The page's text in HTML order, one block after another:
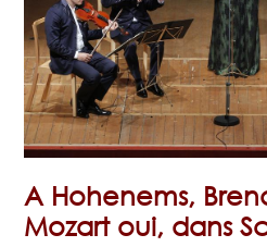
A Hohenems,
Mozart oui, dans